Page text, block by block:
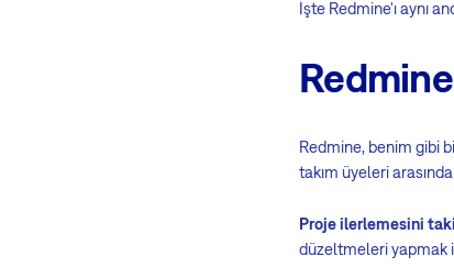
İşte Redmine'ı aynı
Redmine, benim gibi
takım üyeleri
Proje ilerlemesini
düzeltmeleri yapmak